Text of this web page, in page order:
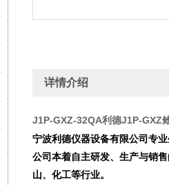
详情介绍
J1P-GXZ-32QA利德J1P-GXZ
宁波利德仪器设备有限公司专
公司本着自主研发、生产与销
山、化工等行业。